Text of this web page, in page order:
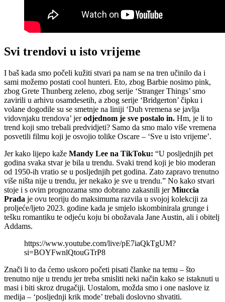
Svi trendovi u isto vrijeme
I baš kada smo počeli kužiti stvari pa nam se na tren učinilo da i
sami možemo postati cool hunteri. Eto, zbog Barbie nosimo pink,
zbog Grete Thunberg zeleno, zbog serije ‘Stranger Things’ smo
zavirili u arhivu osamdesetih, a zbog serije ‘Bridgerton’ čipku i
volane dogodile su se smetnje na liniji ‘Duh vremena se javlja
vidovnjaku trendova’ jerodjednom je sve postalo in. Hm, je li to
trend koji smo trebali predvidjeti? Samo da smo malo više vremena
posvetili filmu koji je osvojio tolike Oscare – ‘Sve u isto vrijeme’.
Jer kako lijepo kaže Mandy Lee na TikToku: “U posljednjih pet
godina svaka stvar je bila u trendu. Svaki trend koji je bio moderan
od 1950-ih vratio se u posljednjih pet godina. Zato zapravo trenutno
više ništa nije u trendu, jer nekako je sve u trendu.” No kako stvari
stoje i s ovim prognozama smo dobrano zakasnili jerMiuccia
Prada je ovu teoriju do maksimuma razvila u svojoj kolekciji za
proljeće/ljeto 2023. godine kada je smjelo iskombinirala grunge i
tešku romantiku te odjeću koju bi obožavala Jane Austin, ali i obitelj
Addams.
https://www.youtube.com/live/pE7iaQkTgUM?
si=BOYFwnlQtouGTrP8
Znači li to da ćemo uskoro početi pisati članke na temu – što
trenutno nije u trendu jer treba smisliti neki način kako se istaknuti u
masi i biti skroz drugačiji. Uostalom, možda smo i one naslove iz
medija – ‘posljednji krik mode’ trebali doslovno shvatiti.